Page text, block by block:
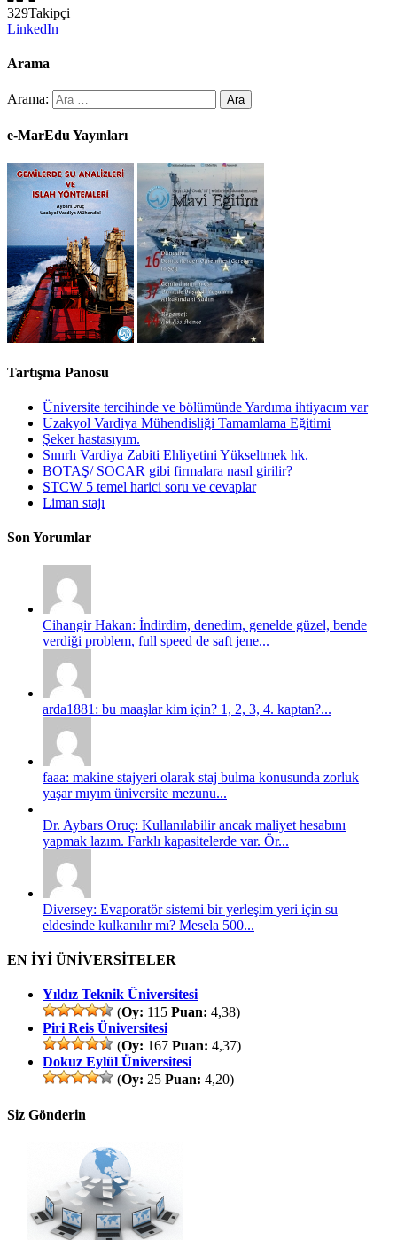
329Takipçi
LinkedIn
Arama
Arama:
e-MarEdu Yayınları
Tartışma Panosu
Üniversite tercihinde ve bölümünde Yardıma ihtiyacım var
Uzakyol Vardiya Mühendisliği Tamamlama Eğitimi
Şeker hastasıyım.
Sınırlı Vardiya Zabiti Ehliyetini Yükseltmek hk.
BOTAŞ/ SOCAR gibi firmalara nasıl girilir?
STCW 5 temel harici soru ve cevaplar
Liman stajı
Son Yorumlar
Cihangir Hakan: İndirdim, denedim, genelde güzel, bende
verdiği problem, full speed de saft jene...
arda1881: bu maaşlar kim için? 1, 2, 3, 4. kaptan?...
faaa: makine stajyeri olarak staj bulma konusunda zorluk
yaşar mıyım üniversite mezunu...
Dr. Aybars Oruç: Kullanılabilir ancak maliyet hesabını
yapmak lazım. Farklı kapasitelerde var. Ör...
Diversey: Evaporatör sistemi bir yerleşim yeri için su
eldesinde kulkanılır mı? Mesela 500...
EN İYİ ÜNİVERSİTELER
Yıldız Teknik Üniversitesi
(Oy: 115 Puan: 4,38)
Piri Reis Üniversitesi
(Oy: 167 Puan: 4,37)
Dokuz Eylül Üniversitesi
(Oy: 25 Puan: 4,20)
Siz Gönderin